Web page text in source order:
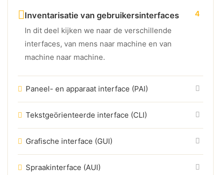
Inventarisatie van gebruikersinterfaces
In dit deel kijken we naar de verschillende
interfaces, van mens naar machine en van
machine naar machine.
4
Paneel- en apparaat interface (PAI)
Tekstgeörienteerde interface (CLI)
Grafische interface (GUI)
Spraakinterface (AUI)